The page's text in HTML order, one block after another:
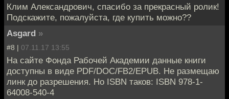
Клим Александрович, спасибо за прекрасный ролик!
Подскажите, пожалуйста, где купить можно??
Asgard »
#8 | 07.11.17 13:55
На сайте Фонда Рабочей Академии данные книги
доступны в виде PDF/DOC/FB2/EPUB. Не размещаю
линк до разрешения. Но ISBN таков: ISBN 978-1-
64008-540-4